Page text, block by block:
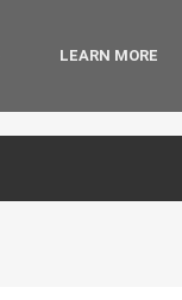
LEARN MORE